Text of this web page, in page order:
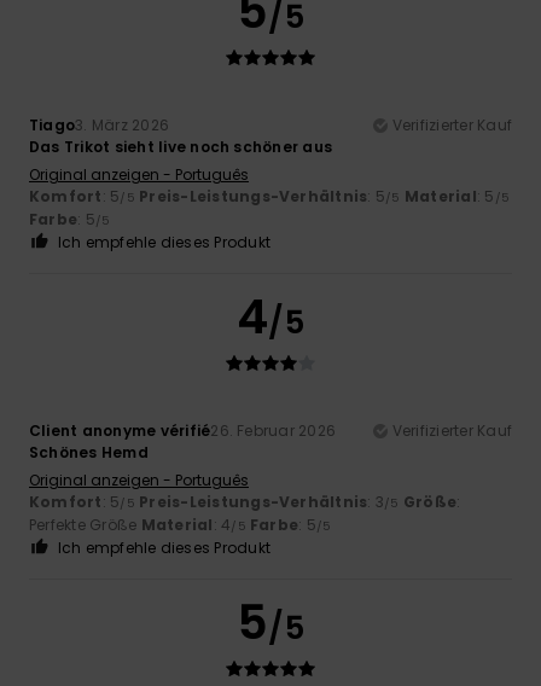
/5
Tiago3. März 2026
Verifizierter Kauf
Das Trikot sieht live noch schöner aus
Original anzeigen - Português
Komfort: 5/5 Preis-Leistungs-Verhältnis: 5/5 Material: 5 /5
Farbe: 5/5
Ich empfehle dieses Produkt
4/5
Client anonyme vérifié26. Februar 2026
Verifizierter Kauf
Schönes Hemd
Original anzeigen - Português
Komfort: 5/5 Preis-Leistungs-Verhältnis: 3/5 Größe:
Perfekte Größe Material: 4/5 Farbe: 5/5
Ich empfehle dieses Produkt
5/5